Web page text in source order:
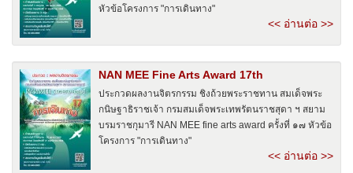
หัวข้อโครงการ "การเดินทาง"
<< อ่านต่อ >>
NAN MEE Fine Arts Award 17th
ประกวดผลงานจิตรกรรม ชิงถ้วยพระราชทาน สมเด็จพระ
กนิษฐาธิราชเจ้า กรมสมเด็จพระเทพรัตนราชสุดา ฯ สยาม
บรมราชกุมารี NAN MEE fine arts award ครั้งที่ ๑๗ หัวข้อ
โครงการ "การเดินทาง"
<< อ่านต่อ >>